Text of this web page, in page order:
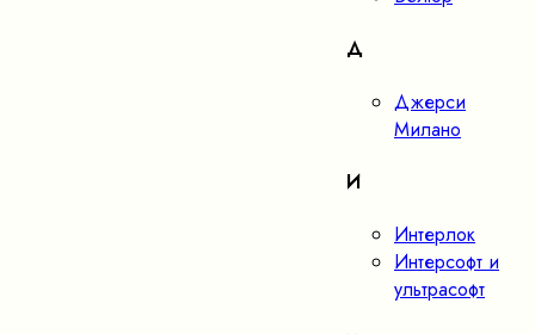
Д
Джерси
Милано
И
Интерлок
Интерсофт и
ультрасофт